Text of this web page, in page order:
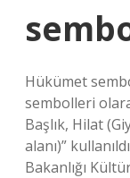
Hükümet
sembolleri
Başlık, Hilat
alanı)”
Bakanlığı